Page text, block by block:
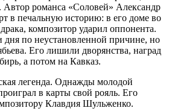
Автор романса «Соловей» Александр
в печальную историю: в его доме во
композитор ударил оппонента.
дня по неустановленной причине, но
Его лишили дворянства, наград
а потом на Кавказ.
легенда. Однажды молодой
в карты свой рояль. Его
Клавдия Шульженко.